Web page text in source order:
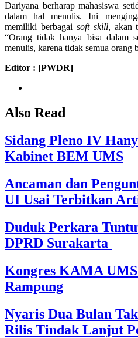
Dariyana berharap mahasiswa
dalam hal menulis. Ini
memiliki berbagai soft skill, akan
“Orang tidak hanya bisa dalam
menulis, karena tidak semua orang
Editor : [PWDR]
Also Read
Sidang Pleno IV
Kabinet BEM UMS
Ancaman dan
UI Usai Terbitkan
Duduk Perkara
DPRD Surakarta
Kongres KAMA
Rampung
Nyaris Dua Bulan
Rilis Tindak Lanjut